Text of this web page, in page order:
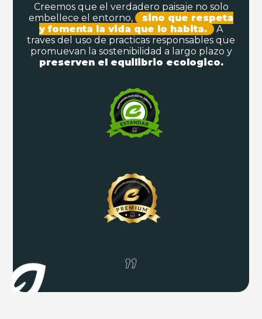
Creemos que el verdadero paisaje no solo
embellece el entorno,
sino que respeta
y fomenta la vida que lo habita.
A
traves del uso de practicas responsables que
promuevan la sostenibilidad a largo plazo y
preserven el equilibrio ecologico.